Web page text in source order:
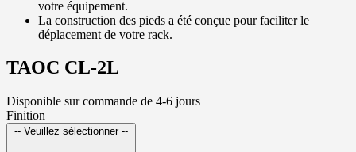
votre équipement.
La construction des pieds a été conçue pour faciliter le
déplacement de votre rack.
TAOC CL-2L
Disponible sur commande de 4-6 jours
Finition
-- Veuillez sélectionner --